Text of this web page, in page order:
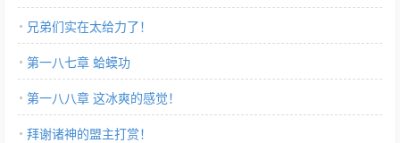
兄弟们实在太给力了！
第一八七章 蛤蟆功
第一八八章 这冰爽的感觉！
拜谢诸神的盟主打赏！